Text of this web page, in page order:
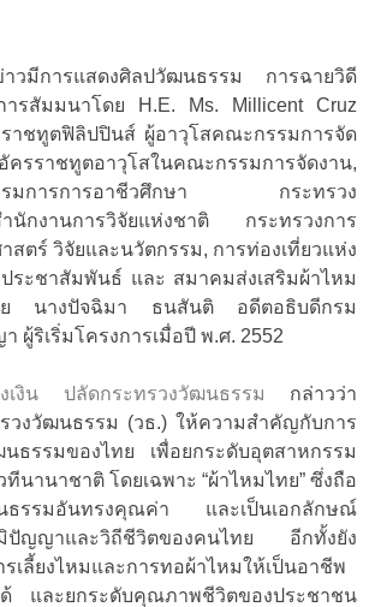
าวมีการแสดงศิลปวัฒนธรรม การฉายวิดี
รสัมมนาโดย H.E. Ms. Millicent Cruz
ราชทูตฟิลิปปินส์ ผู้อาวุโสคณะกรรมการจัด
ชทูตอาวุโสในคณะกรรมการจัดงาน,
รรมการการอาชีวศึกษา กระทรวง
กงานการวิจัยแห่งชาติ กระทรวงการ
สตร์ วิจัยและนวัตกรรม, การท่องเที่ยวแห่ง
ระชาสัมพันธ์ และ สมาคมส่งเสริมผ้าไหม
ย นางปัจฉิมา ธนสันติ อดีตอธิบดีกรม
ผู้ริเริ่มโครงการเมื่อปี พ.ศ. 2552
เงิน ปลัดกระทรวงวัฒนธรรม กล่าวว่า
วงวัฒนธรรม (วธ.) ให้ความสำคัญกับการ
นธรรมของไทย เพื่อยกระดับอุตสาหกรรม
ทีนานาชาติ โดยเฉพาะ “ผ้าไหมไทย” ซึ่งถือ
นธรรมอันทรงคุณค่า และเป็นเอกลักษณ์
ปัญญาและวิถีชีวิตของคนไทย อีกทั้งยัง
รเลี้ยงไหมและการทอผ้าไหมให้เป็นอาชีพ
ด้ และยกระดับคุณภาพชีวิตของประชาชน